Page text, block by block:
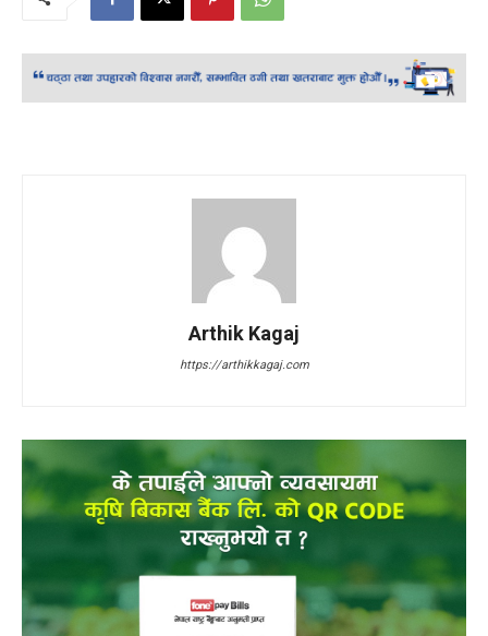
Arthik Kagaj
https://arthikkagaj.com